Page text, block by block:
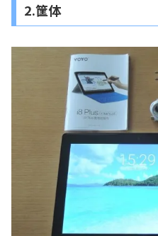
2.筐体